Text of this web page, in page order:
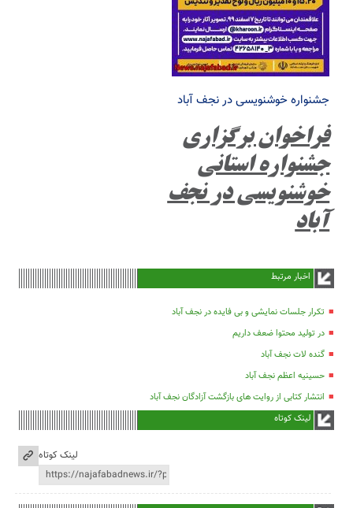
جشنواره خوشنویسی در نجف آباد
فراخوان برگزاری
جشنواره استانی
خوشنویسی در نجف
آباد
اخبار مرتبط
تکرار جلسات نمایشی و بی فایده در نجف آباد
در تولید محتوا ضعف داریم
گنده لات نجف آباد
حسینیه اعظم نجف آباد
انتشار کتابی از روایت های بازگشت آزادگان نجف آباد
لینک کوتاه
لینک کوتاه